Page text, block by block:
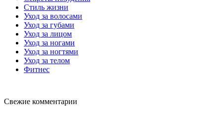
Стиль жизни
Уход за волосами
Уход за губами
Уход за лицом
Уход за ногами
Уход за ногтями
Уход за телом
Фитнес
Свежие комментарии